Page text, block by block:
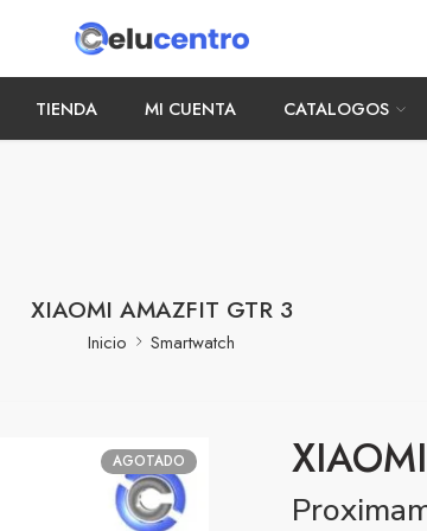
TIENDA MI CUENTA CATALOGOS
XIAOMI AMAZFIT GTR 3
Inicio Smartwatch
AGOTADO